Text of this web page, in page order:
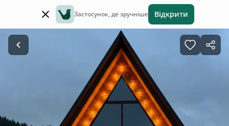
Застосунок, де зручніше Відкрити